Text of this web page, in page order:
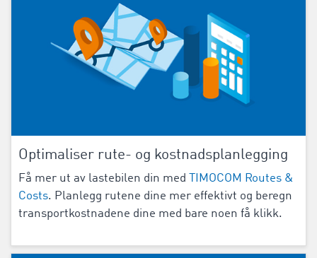
Optimaliser rute- og kostnadsplanlegging
Få mer ut av lastebilen din med
TIMOCOM Routes &
Costs. Planlegg rutene dine mer effektivt og beregn
transportkostnadene dine med bare noen få klikk.